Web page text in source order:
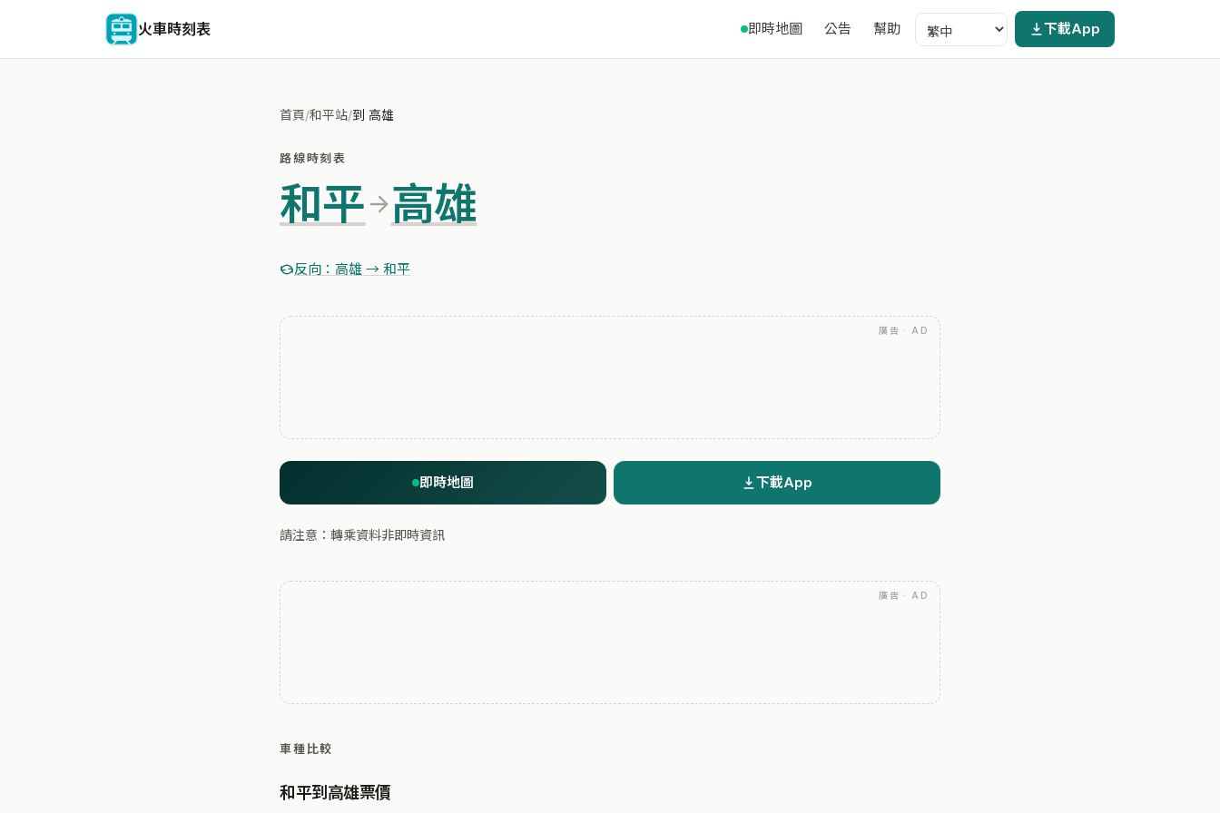
火車時刻表 即時地圖 公告 幫助 下載App
首頁/和平站/到 高雄
路線時刻表
和平 高雄
反向：高雄 → 和平
廣告 · AD
即時地圖 下載App
請注意：轉乘資料非即時資訊
廣告 · AD
車種比較
和平到高雄票價